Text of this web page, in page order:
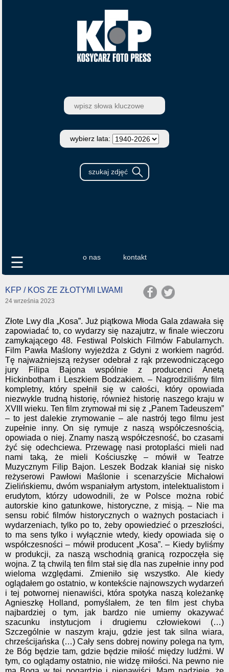
wybierz lata:
o nas kontakt
☰
KFP / KOS ZE ZŁOTYMI LWAMI
24 września 2023
Złote Lwy dla „Kosa”. Już piątkowa Młoda Gala zdawała się
zapowiadać to, co wydarzy się nazajutrz, w finale wieczoru
zamykającego 48. Festiwal Polskich Filmów Fabularnych.
Film Pawła Maślony wyjeżdża z Gdyni z workiem nagród.
Tę najważniejszą reżyser odebrał z rąk przewodniczącego
jury Filipa Bajona wspólnie z producenci Anetą
Hickinbotham i Leszkiem Bodzakiem. – Nagrodziliśmy film
kompletny, który spełnił się w całości, który opowiada
niezwykle trudną historię, również historię naszego kraju w
XVIII wieku. Ten film zrymował mi się z „Panem Tadeuszem”
– to jest dalekie zrymowanie – ale nastrój tego filmu jest
zupełnie inny. On się rymuje z naszą współczesnością,
opowiada o niej. Znamy naszą współczesność, bo czasami
żyć się odechciewa. Przewagę nasi protoplaści mieli nad
nami taką, że mieli Kościuszkę – mówił w Teatrze
Muzycznym Filip Bajon. Leszek Bodzak kłaniał się nisko
reżyserowi Pawłowi Maślonie i scenarzyście Michałowi
Zielińskiemu, dwóm wspaniałym artystom, intelektualistom i
erudytom, którzy udowodnili, że w Polsce można robić
autorskie kino gatunkowe, historyczne, z misją. – Nie ma
sensu robić filmów historycznych o ważnych postaciach i
wydarzeniach, tylko po to, żeby opowiedzieć o przeszłości,
to ma sens tylko i wyłącznie wtedy, kiedy opowiada się o
współczesności – mówił producent „Kosa”. – Kiedy byliśmy
w produkcji, za naszą wschodnią granicą rozpoczęła się
wojna. Z tą chwilą ten film stał się dla nas zupełnie inny pod
wieloma względami. Zmieniło się wszystko. Ale kiedy
oglądałem go ostatnio, w kontekście najnowszych wydarzeń
i tej potwornej nienawiści, która spotyka naszą koleżankę
Agnieszkę Holland, pomyślałem, że ten film jest chyba
najbardziej o tym, jak bardzo nie umiemy okazywać
szacunku instytucjom i drugiemu człowiekowi (…)
Szczególnie w naszym kraju, gdzie jest tak silna wiara,
chrześcijańska (…) Cały sens dobrej nowiny polega na tym,
że Bóg będzie tam, gdzie będzie miłość między ludźmi. W
tym, co oglądamy ostatnio, nie widzę miłości. Na pewno nie